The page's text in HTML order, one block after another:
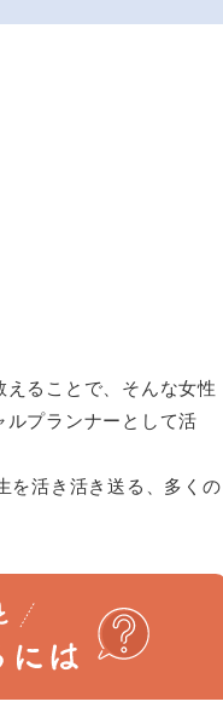
ることで、そんな女性
プランナーとして活
を活き活き送る、多くの